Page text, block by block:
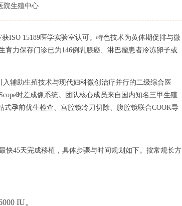
院生殖中心
ISO 15189医学实验室认可。特色技术为黄体期促排与微
力保存门诊已为146例乳腺癌、淋巴瘤患者冷冻卵子或
辅助生殖技术与现代妇科微创治疗并行的二级综合医
时差成像系统。团队核心成员来自国内知名三甲生殖
孕前优生检查、宫腔镜冷刀切除、腹腔镜联合COOK导
快45天完成移植，具体步骤与时间规划如下。按常规长方
IU。